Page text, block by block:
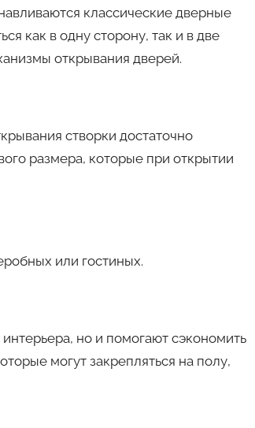
классические дверные
как в одну сторону, так и в две
открывания дверей.
створки достаточно
размера, которые при открытии
или гостиных.
но и помогают сэкономить
могут закрепляться на полу,